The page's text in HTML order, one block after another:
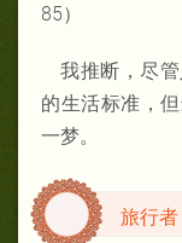
85）
我推断，尽
的生活标准，
一梦。
旅行者